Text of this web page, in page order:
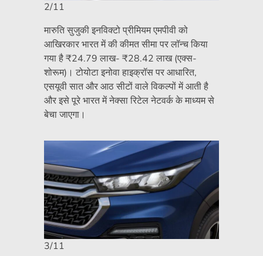
2/11
मारुति सुजुकी इनविक्टो प्रीमियम एमपीवी को
आखिरकार भारत में की कीमत सीमा पर लॉन्च किया
गया है₹24.79 लाख- ₹28.42 लाख (एक्स-
शोरूम)। टोयोटा इनोवा हाइक्रॉस पर आधारित,
एसयूवी सात और आठ सीटों वाले विकल्पों में आती है
और इसे पूरे भारत में नेक्सा रिटेल नेटवर्क के माध्यम से
बेचा जाएगा।
3/11